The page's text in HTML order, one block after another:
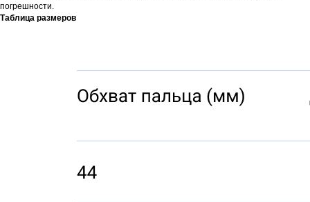
погрешности.
Таблица размеров